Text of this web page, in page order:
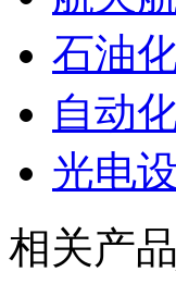
石油
自动
光电
相关产品